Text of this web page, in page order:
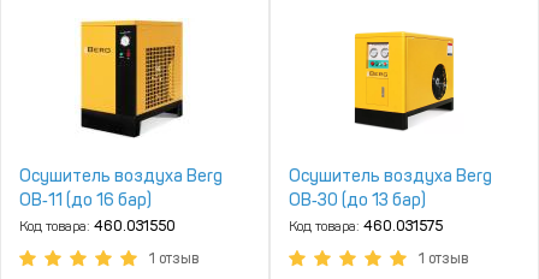
Осушитель воздуха Berg
ОВ‑11 (до 16 бар)
Код товара: 460.031550
1 отзыв
Осушитель воздуха Berg
ОВ‑30 (до 13 бар)
Код товара: 460.031575
1 отзыв